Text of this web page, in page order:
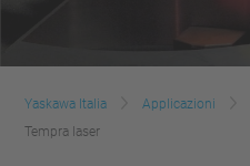
Yaskawa Italia Applicazioni
Tempra laser